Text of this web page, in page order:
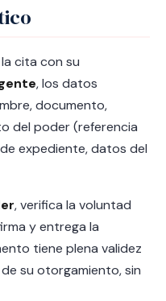
cita con su
, los datos
documento,
del poder (referencia
expediente, datos del
, verifica la voluntad
y entrega la
tiene plena validez
su otorgamiento, sin